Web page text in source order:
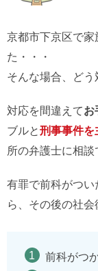
京都市下京区で
た・・・
そんな場合、ど
対応を間違えてお
ブルと刑事事件を
所の弁護士に相談
有罪で前科がつ
ら、その後の社会
前科がつ